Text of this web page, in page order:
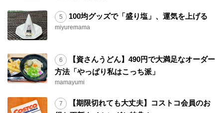
100均グッズで「盛り塩」、運気を上げる
miyuremama
【資さんうどん】490円で大満足なオーダー
方法「やっぱり私はこっち派」
mamayumi
【期限切れても大丈夫】コストコ会員のお